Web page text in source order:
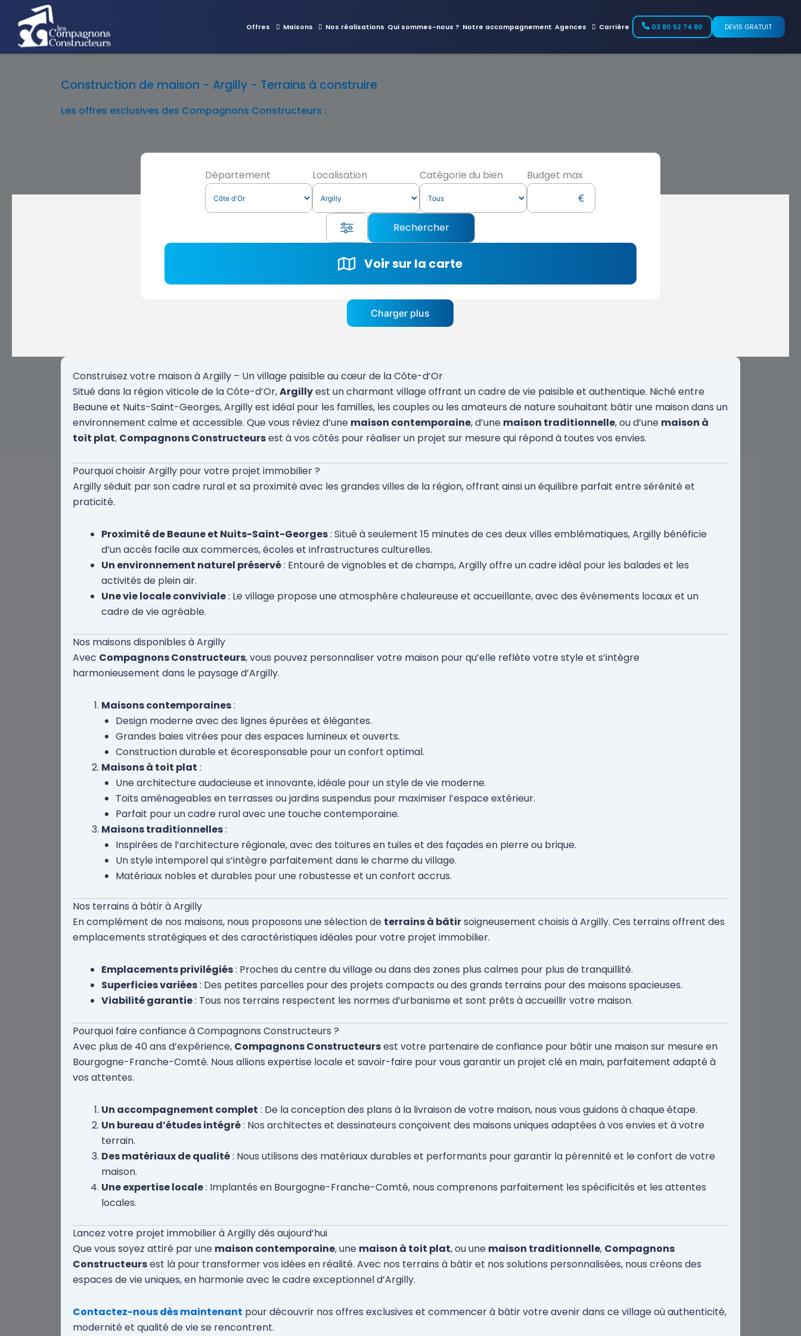
Offres Maisons Nos réalisations Qui sommes-nous ? Notre accompagnement Agences Carrière 03 80 52 74 80 DEVIS GRATUIT
Construction de maison - Argilly - Terrains à construire
Les offres exclusives des Compagnons Constructeurs :
Département Localisation Catégorie du bien Budget max
Voir sur la carte
Charger plus
Construisez votre maison à Argilly – Un village paisible au cœur de la Côte-d’Or
Situé dans la région viticole de la Côte-d’Or,Argillyest un charmant village offrant un cadre de vie paisible et authentique. Niché entre
Beaune et Nuits-Saint-Georges, Argilly est idéal pour les familles, les couples ou les amateurs de nature souhaitant bâtir une maison dans un
environnement calme et accessible. Que vous rêviez d’une maison contemporaine, d’une maison traditionnelle, ou d’une maison à
toit plat, Compagnons Constructeursest à vos côtés pour réaliser un projet sur mesure qui répond à toutes vos envies.
Pourquoi choisir Argilly pour votre projet immobilier ?
Argilly séduit par son cadre rural et sa proximité avec les grandes villes de la région, offrant ainsi un équilibre parfait entre sérénité et
praticité.
Proximité de Beaune et Nuits-Saint-Georges: Situé à seulement 15 minutes de ces deux villes emblématiques, Argilly bénéficie
d’un accès facile aux commerces, écoles et infrastructures culturelles.
Un environnement naturel préservé: Entouré de vignobles et de champs, Argilly offre un cadre idéal pour les balades et les
activités de plein air.
Une vie locale conviviale: Le village propose une atmosphère chaleureuse et accueillante, avec des événements locaux et un
cadre de vie agréable.
Nos maisons disponibles à Argilly
Avec Compagnons Constructeurs, vous pouvez personnaliser votre maison pour qu’elle reflète votre style et s’intègre
harmonieusement dans le paysage d’Argilly.
Maisons contemporaines:
Design moderne avec des lignes épurées et élégantes.
Grandes baies vitrées pour des espaces lumineux et ouverts.
Construction durable et écoresponsable pour un confort optimal.
Maisons à toit plat :
Une architecture audacieuse et innovante, idéale pour un style de vie moderne.
Toits aménageables en terrasses ou jardins suspendus pour maximiser l’espace extérieur.
Parfait pour un cadre rural avec une touche contemporaine.
Maisons traditionnelles:
Inspirées de l’architecture régionale, avec des toitures en tuiles et des façades en pierre ou brique.
Un style intemporel qui s’intègre parfaitement dans le charme du village.
Matériaux nobles et durables pour une robustesse et un confort accrus.
Nos terrains à bâtir à Argilly
En complément de nos maisons, nous proposons une sélection de terrains à bâtirsoigneusement choisis à Argilly. Ces terrains offrent des
emplacements stratégiques et des caractéristiques idéales pour votre projet immobilier.
Emplacements privilégiés: Proches du centre du village ou dans des zones plus calmes pour plus de tranquillité.
Superficies variées: Des petites parcelles pour des projets compacts ou des grands terrains pour des maisons spacieuses.
Viabilité garantie: Tous nos terrains respectent les normes d’urbanisme et sont prêts à accueillir votre maison.
Pourquoi faire confiance à Compagnons Constructeurs ?
Avec plus de 40 ans d’expérience, Compagnons Constructeursest votre partenaire de confiance pour bâtir une maison sur mesure en
Bourgogne-Franche-Comté. Nous allions expertise locale et savoir-faire pour vous garantir un projet clé en main, parfaitement adapté à
vos attentes.
Un accompagnement complet : De la conception des plans à la livraison de votre maison, nous vous guidons à chaque étape.
Un bureau d’études intégré: Nos architectes et dessinateurs conçoivent des maisons uniques adaptées à vos envies et à votre
terrain.
Des matériaux de qualité: Nous utilisons des matériaux durables et performants pour garantir la pérennité et le confort de votre
maison.
Une expertise locale: Implantés en Bourgogne-Franche-Comté, nous comprenons parfaitement les spécificités et les attentes
locales.
Lancez votre projet immobilier à Argilly dès aujourd’hui
Que vous soyez attiré par une maison contemporaine, une maison à toit plat, ou une maison traditionnelle, Compagnons
Constructeursest là pour transformer vos idées en réalité. Avec nos terrains à bâtir et nos solutions personnalisées, nous créons des
espaces de vie uniques, en harmonie avec le cadre exceptionnel d’Argilly.
Contactez-nous dès maintenant pour découvrir nos offres exclusives et commencer à bâtir votre avenir dans ce village où authenticité,
modernité et qualité de vie se rencontrent.